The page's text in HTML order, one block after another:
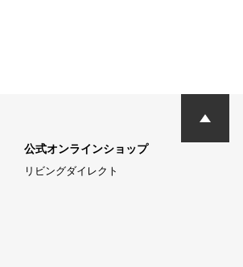
公式オンラインショップ
リビングダイレクト